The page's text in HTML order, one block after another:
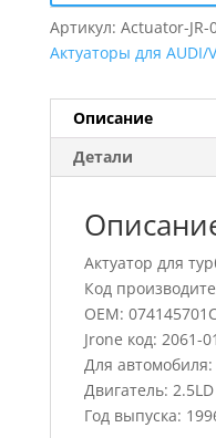
Артикул: Actuator-JR-
Актуаторы для AUDI/
Описание
Детали
Актуатор для
Код
OEM: 074145701C
Jrone код: 2061-
Для автомобиля:
Двигатель: 2.5LD
Год выпуска: